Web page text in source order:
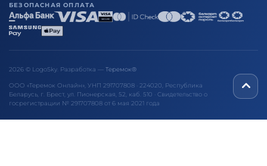
БЕЗОПАСНАЯ ОПЛАТА
2026 © LogoSky. Разработка — Теремок®
ООО «Теремок Онлайн», УНП 291707808 · 224020, Республика
Беларусь, г. Брест, ул. Пионерская, 52, каб. 510 · Свидетельство о
госрегистрации № 291707808 от 6 мая 2021 года